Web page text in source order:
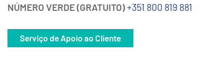
NÚMERO VERDE (GRATUITO)+351 800 819 881
Serviço de Apoio ao Cliente